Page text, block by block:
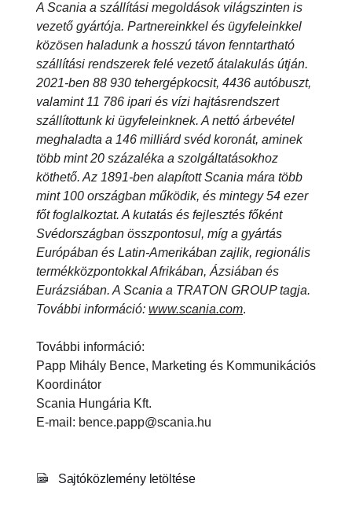
A Scania a szállítási megoldások világszinten is
vezető gyártója. Partnereinkkel és ügyfeleinkkel
közösen haladunk a hosszú távon fenntartható
szállítási rendszerek felé vezető átalakulás útján.
2021-ben 88 930 tehergépkocsit, 4436 autóbuszt,
valamint 11 786 ipari és vízi hajtásrendszert
szállítottunk ki ügyfeleinknek. A nettó árbevétel
meghaladta a 146 milliárd svéd koronát, aminek
több mint 20 százaléka a szolgáltatásokhoz
köthető. Az 1891-ben alapított Scania mára több
mint 100 országban működik, és mintegy 54 ezer
főt foglalkoztat. A kutatás és fejlesztés főként
Svédországban összpontosul, míg a gyártás
Európában és Latin-Amerikában zajlik, regionális
termékközpontokkal Afrikában, Ázsiában és
Eurázsiában. A Scania a TRATON GROUP tagja.
További információ: www.scania.com.
További információ:
Papp Mihály Bence, Marketing és Kommunikációs
Koordinátor
Scania Hungária Kft.
E-mail: bence.papp@scania.hu
Sajtóközlemény letöltése